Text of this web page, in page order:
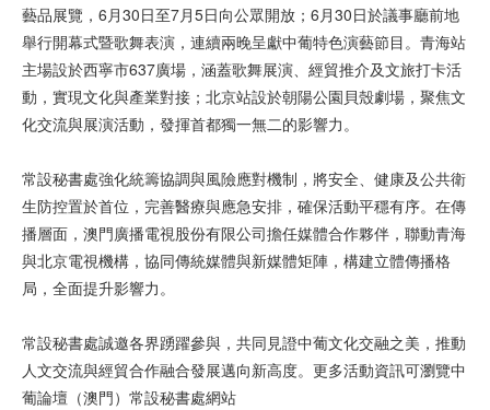
藝品展覽，6月30日至7月5日向公眾開放；6月30日於議事廳前地
舉行開幕式暨歌舞表演，連續兩晚呈獻中葡特色演藝節目。青海站
主場設於西寧市637廣場，涵蓋歌舞展演、經貿推介及文旅打卡活
動，實現文化與產業對接；北京站設於朝陽公園貝殼劇場，聚焦文
化交流與展演活動，發揮首都獨一無二的影響力。
常設秘書處強化統籌協調與風險應對機制，將安全、健康及公共衛
生防控置於首位，完善醫療與應急安排，確保活動平穩有序。在傳
播層面，澳門廣播電視股份有限公司擔任媒體合作夥伴，聯動青海
與北京電視機構，協同傳統媒體與新媒體矩陣，構建立體傳播格
局，全面提升影響力。
常設秘書處誠邀各界踴躍參與，共同見證中葡文化交融之美，推動
人文交流與經貿合作融合發展邁向新高度。更多活動資訊可瀏覽中
葡論壇（澳門）常設秘書處網站